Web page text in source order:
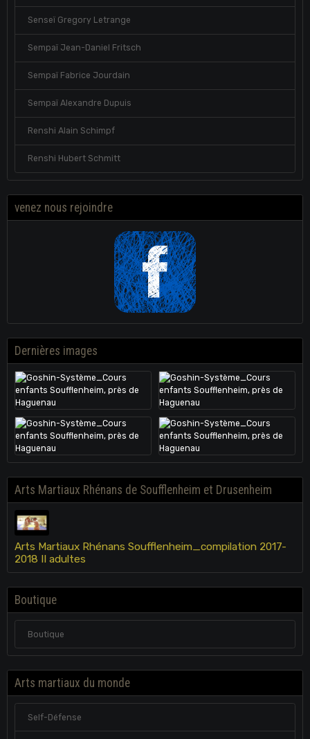
Senseï Gregory Letrange
Sempaï Jean-Daniel Fritsch
Sempaï Fabrice Jourdain
Sempaï Alexandre Dupuis
Renshi Alain Schimpf
Renshi Hubert Schmitt
venez nous rejoindre
Dernières images
Arts Martiaux Rhénans de Soufflenheim et Drusenheim
Arts Martiaux Rhénans Soufflenheim_compilation 2017-
2018 II adultes
Boutique
Boutique
Arts martiaux du monde
Self-Défense